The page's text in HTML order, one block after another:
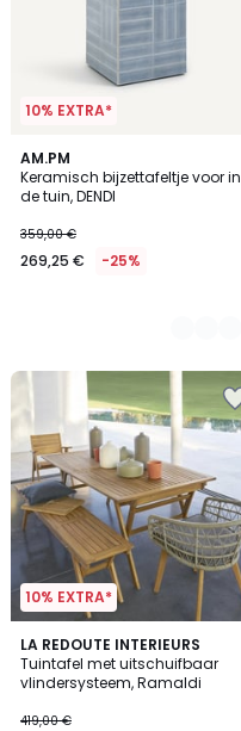
10% EXTRA*
AM.PM
Keramisch bijzettafeltje voor in
de tuin, DENDI
359,00 €
269,25 € -25%
3
Kleuren
10% EXTRA*
LA REDOUTE INTERIEURS
Tuintafel met uitschuifbaar
vlindersysteem, Ramaldi
419,00 €
3,7
/ 5